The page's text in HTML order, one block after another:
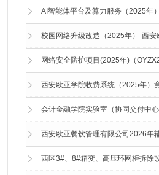
AI智能体平台及算力服务（2025年
校园网络升级改造（2025年）-西
网络安全防护项目(2025年)（
西安欧亚学院收费系统（2025年）
会计金融学院实验室（协同交付中
西安欧亚餐饮管理有限公司2026年
西区3#、8#箱变、高压环网柜拆除